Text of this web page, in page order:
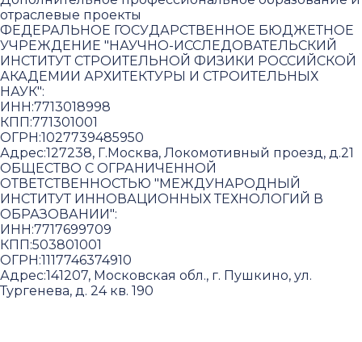
отраслевые проекты
ФЕДЕРАЛЬНОЕ ГОСУДАРСТВЕННОЕ БЮДЖЕТНОЕ
УЧРЕЖДЕНИЕ "НАУЧНО-ИССЛЕДОВАТЕЛЬСКИЙ
ИНСТИТУТ СТРОИТЕЛЬНОЙ ФИЗИКИ РОССИЙСКОЙ
АКАДЕМИИ АРХИТЕКТУРЫ И СТРОИТЕЛЬНЫХ
НАУК":
ИНН:7713018998
КПП:771301001
ОГРН:1027739485950
Адрес:127238, Г.Москва, Локомотивный проезд, д.21
ОБЩЕСТВО С ОГРАНИЧЕННОЙ
ОТВЕТСТВЕННОСТЬЮ "МЕЖДУНАРОДНЫЙ
ИНСТИТУТ ИННОВАЦИОННЫХ ТЕХНОЛОГИЙ В
ОБРАЗОВАНИИ":
ИНН:7717699709
КПП:503801001
ОГРН:1117746374910
Адрес:141207, Московская обл., г. Пушкино, ул.
Тургенева, д. 24 кв. 190